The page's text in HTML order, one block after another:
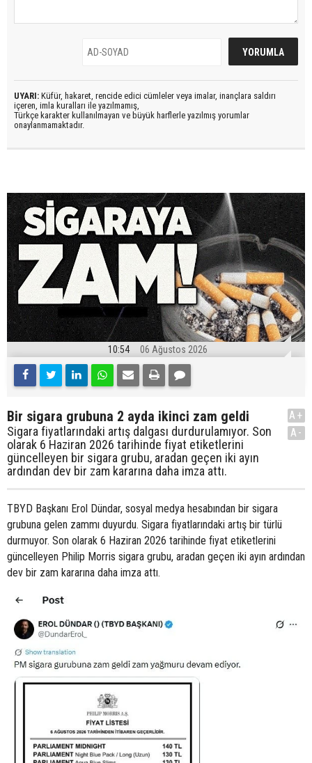
UYARI: Küfür, hakaret, rencide edici cümleler veya imalar, inançlara saldırı
içeren, imla kuralları ile yazılmamış,
Türkçe karakter kullanılmayan ve büyük harflerle yazılmış yorumlar
onaylanmamaktadır.
10:54 06 Ağustos 2026
Bir sigara grubuna 2 ayda ikinci zam geldi
Sigara fiyatlarındaki artış dalgası durdurulamıyor. Son
olarak 6 Haziran 2026 tarihinde fiyat etiketlerini
güncelleyen bir sigara grubu, aradan geçen iki ayın
ardından dev bir zam kararına daha imza attı.
A+
A-
TBYD Başkanı Erol Dündar, sosyal medya hesabından bir sigara
grubuna gelen zammı duyurdu. Sigara fiyatlarındaki artış bir türlü
durmuyor. Son olarak 6 Haziran 2026 tarihinde fiyat etiketlerini
güncelleyen Philip Morris sigara grubu, aradan geçen iki ayın ardından
dev bir zam kararına daha imza attı.